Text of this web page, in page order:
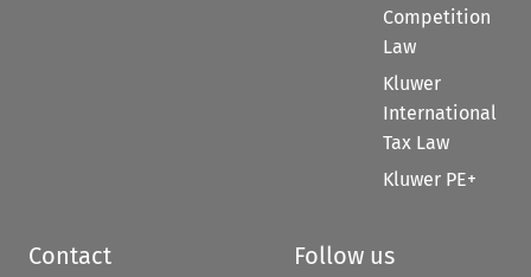
Competition
Law
Kluwer
International
Tax Law
Kluwer PE+
Contact Follow us